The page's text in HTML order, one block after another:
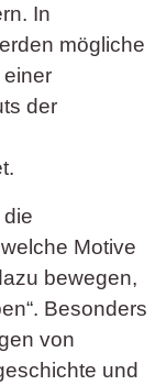
In
mögliche
der
Motive
bewegen,
Besonders
von
und